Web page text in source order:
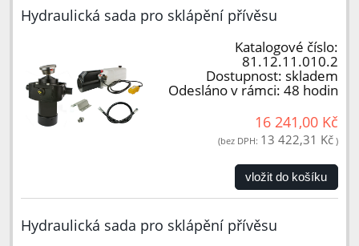
Hydraulická sada pro sklápění přívěsu
Katalogové číslo:
81.12.11.010.2
Dostupnost: skladem
Odesláno v rámci: 48 hodin
16 241,00 Kč
(bez DPH: 13 422,31 Kč )
vložit do košíku
Hydraulická sada pro sklápění přívěsu